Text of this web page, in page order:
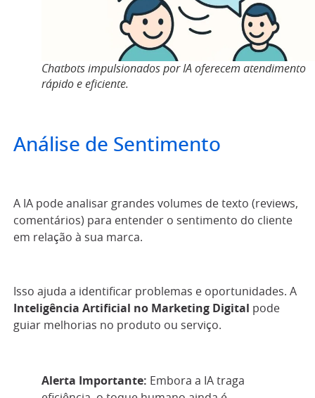
Chatbots impulsionados por IA oferecem atendimento
rápido e eficiente.
Análise de Sentimento
A IA pode analisar grandes volumes de texto (reviews,
comentários) para entender o sentimento do cliente
em relação à sua marca.
Isso ajuda a identificar problemas e oportunidades. A
Inteligência Artificial no Marketing Digital
pode
guiar melhorias no produto ou serviço.
Alerta Importante: Embora a IA traga